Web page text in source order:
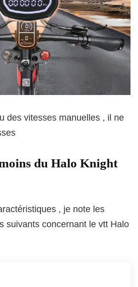
des vitesses manuelles , il ne
du Halo Knight
, je note les
suivants concernant le vtt Halo